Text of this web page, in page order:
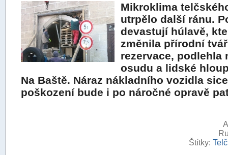
Mikroklima
utrpělo další ránu.
devastují húlavě,
změnila přírodní
rezervace, podlehla
osudu a lidské
Na Baště. Náraz nákladního vozidla
poškození bude i po náročné opravě
Štítky: Telč